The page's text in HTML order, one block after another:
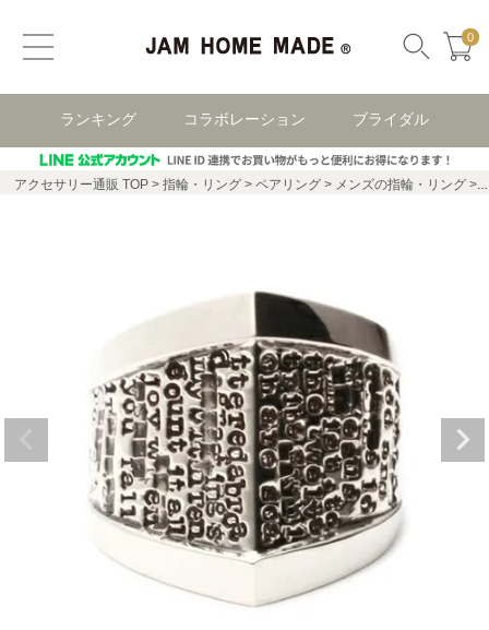
0
ランキング コラボレーション ブライダル
アクセサリー通販 TOP 指輪・リング ペアリング メンズの指輪・リング